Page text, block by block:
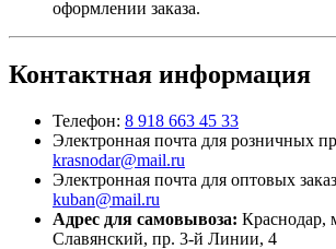
оформлении заказа.
Контактная информация
Телефон: 8 918 663 45 33
Электронная почта для розничных
krasnodar@mail.ru
Электронная почта для оптовых
kuban@mail.ru
Адрес для самовывоза: Краснодар,
Славянский, пр. 3-й Линии, 4